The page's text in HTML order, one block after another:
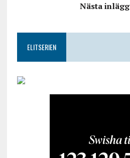
Nästa inlägg
ELITSERIEN